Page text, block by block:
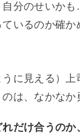
自分のせいか
いるのか確か
うに見える）
は、なかなか
だけ合うのか